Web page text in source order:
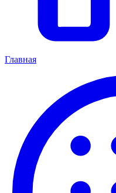
Главная